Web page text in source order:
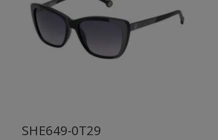
SHE649-0T29